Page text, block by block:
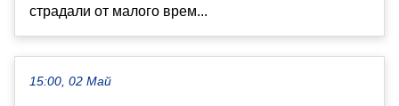
страдали от малого врем...
15:00, 02 Май